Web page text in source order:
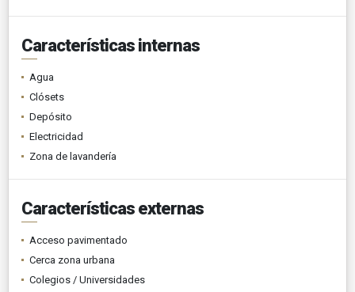
Características internas
Agua
Clósets
Depósito
Electricidad
Zona de lavandería
Características externas
Acceso pavimentado
Cerca zona urbana
Colegios / Universidades